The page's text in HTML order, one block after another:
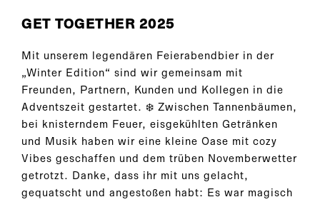
GET TOGETHER 2025
Mit unserem legendären Feierabendbier in der
„Winter Edition“ sind wir gemeinsam mit
Freunden, Partnern, Kunden und Kollegen in die
Adventszeit gestartet. ❄️ Zwischen Tannenbäumen,
bei knisterndem Feuer, eisgekühlten Getränken
und Musik haben wir eine kleine Oase mit cozy
Vibes geschaffen und dem trüben Novemberwetter
getrotzt. Danke, dass ihr mit uns gelacht,
gequatscht und angestoßen habt: Es war magisch